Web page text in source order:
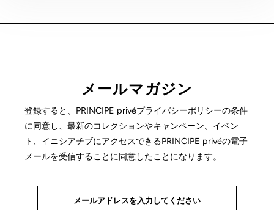
メールマガジン
登録すると、PRINCIPE privéプライバシーポリシーの条件
に同意し、最新のコレクションやキャンペーン、イベン
ト、イニシアチブにアクセスできるPRINCIPE privéの電子
メールを受信することに同意したことになります。